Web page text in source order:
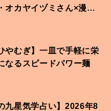
オカヤイヅミさん×漫画
やむぎ】一皿で手軽に栄
なるスピードパワー麺
九星気学占い】2026年8